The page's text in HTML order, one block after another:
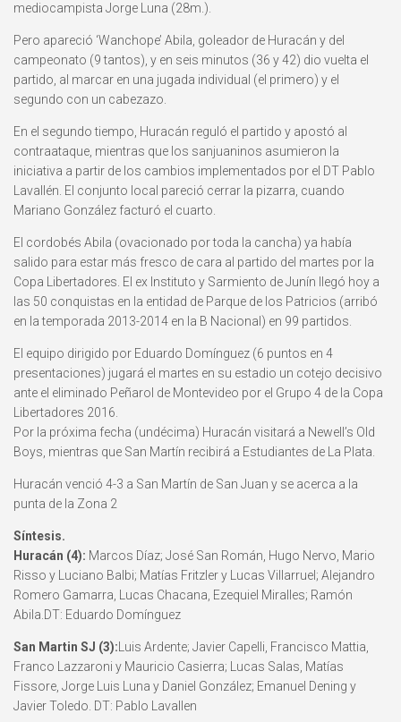
mediocampista Jorge Luna (28m.).
Pero apareció ‘Wanchope’ Abila, goleador de Huracán y del
campeonato (9 tantos), y en seis minutos (36 y 42) dio vuelta el
partido, al marcar en una jugada individual (el primero) y el
segundo con un cabezazo.
En el segundo tiempo, Huracán reguló el partido y apostó al
contraataque, mientras que los sanjuaninos asumieron la
iniciativa a partir de los cambios implementados por el DT Pablo
Lavallén. El conjunto local pareció cerrar la pizarra, cuando
Mariano González facturó el cuarto.
El cordobés Abila (ovacionado por toda la cancha) ya había
salido para estar más fresco de cara al partido del martes por la
Copa Libertadores. El ex Instituto y Sarmiento de Junín llegó hoy a
las 50 conquistas en la entidad de Parque de los Patricios (arribó
en la temporada 2013-2014 en la B Nacional) en 99 partidos.
El equipo dirigido por Eduardo Domínguez (6 puntos en 4
presentaciones) jugará el martes en su estadio un cotejo decisivo
ante el eliminado Peñarol de Montevideo por el Grupo 4 de la Copa
Libertadores 2016.
Por la próxima fecha (undécima) Huracán visitará a Newell’s Old
Boys, mientras que San Martín recibirá a Estudiantes de La Plata.
Huracán venció 4-3 a San Martín de San Juan y se acerca a la
punta de la Zona 2
Síntesis.
Huracán (4): Marcos Díaz; José San Román, Hugo Nervo, Mario
Risso y Luciano Balbi; Matí­­as Fritzler y Lucas Villarruel; Alejandro
Romero Gamarra, Lucas Chacana, Ezequiel Miralles; Ramón
Abila.DT: Eduardo Domínguez
San Martin SJ (3):Luis Ardente; Javier Capelli, Francisco Mattia,
Franco Lazzaroni y Mauricio Casierra; Lucas Salas, Matías
Fissore, Jorge Luis Luna y Daniel González; Emanuel Dening y
Javier Toledo. DT: Pablo Lavallen